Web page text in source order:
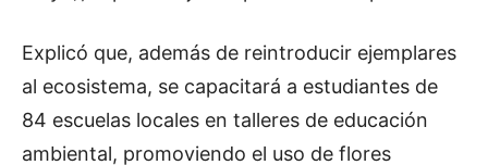
Explicó que, además de reintroducir ejemplares
al ecosistema, se capacitará a estudiantes de
84 escuelas locales en talleres de educación
ambiental, promoviendo el uso de flores